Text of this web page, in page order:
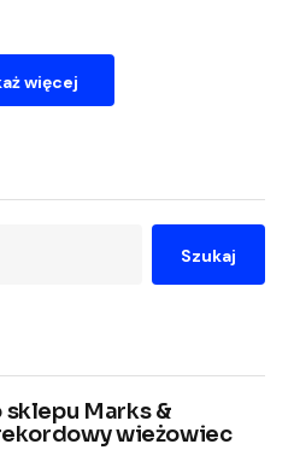
więcej
Szukaj
Marks &
wieżowiec